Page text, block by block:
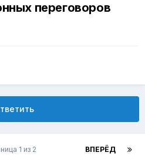
переговоров
ВПЕРЁД
1 из 2